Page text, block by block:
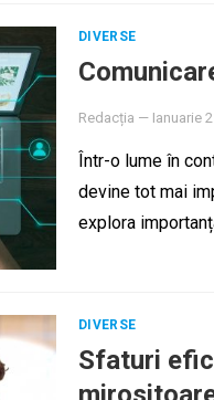
DIVERSE
Redacția — Ianuarie
Într-o lume în
devine tot mai
explora
DIVERSE
Sfaturi